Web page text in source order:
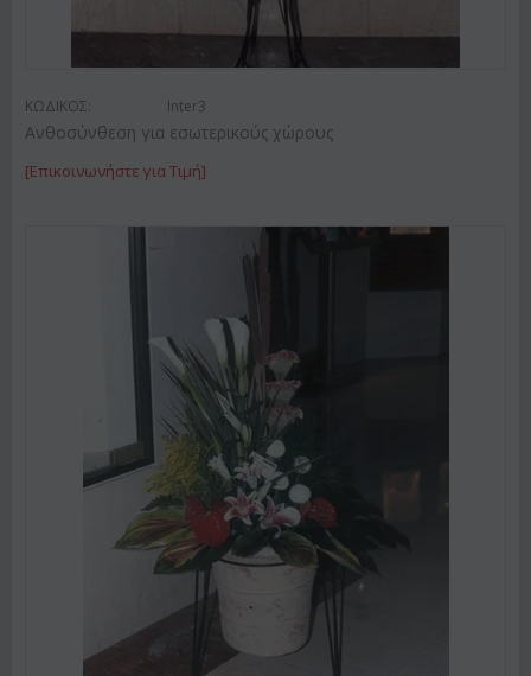
ΚΩΔΙΚΟΣ: Inter3
Ανθοσύνθεση για εσωτερικούς χώρους
[Επικοινωνήστε για Τιμή]